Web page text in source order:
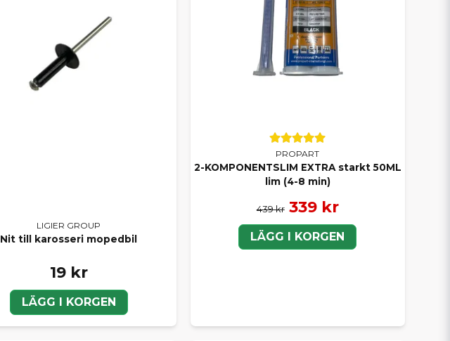
LIGIER GROUP
Nit till karosseri mopedbil
19 kr
LÄGG I KORGEN
PROPART
2-KOMPONENTSLIM EXTRA starkt 50ML
lim (4-8 min)
439 kr 339 kr
LÄGG I KORGEN